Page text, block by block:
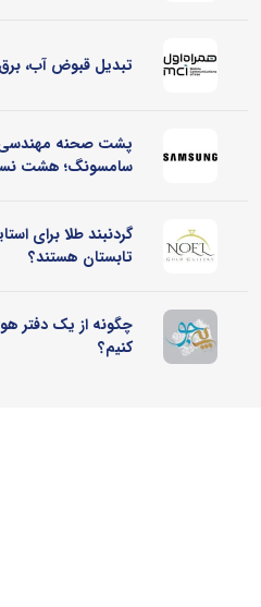
تبدیل قبوض آب، برق
سامسونگ؛ هشت
گردنبند طلا برای
تابستان هستند؟
چگونه از یک دفتر
کنیم؟